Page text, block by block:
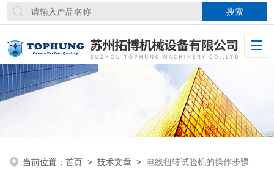
当前位置：首页 >技术文章 > 电线扭转试验机的操作步骤